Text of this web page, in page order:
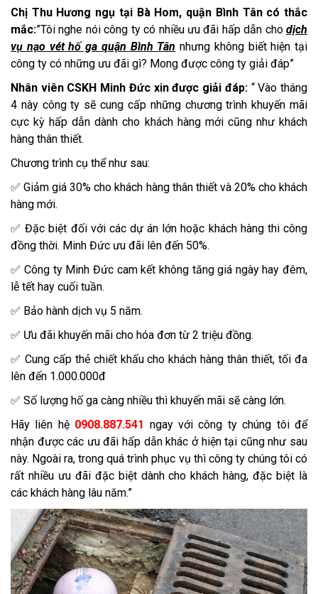
Chị Thu Hương ngụ tại Bà Hom, quận Bình Tân có thắc
mắc:”Tôi nghe nói công ty có nhiều ưu đãi hấp dẫn cho dịch
vụ nạo vét hố ga quận Bình Tân nhưng không biết hiện tại
công ty có những ưu đãi gì? Mong được công ty giải đáp”
Nhân viên CSKH Minh Đức xin được giải đáp:“ Vào tháng
4 này công ty sẽ cung cấp những chương trình khuyến mãi
cực kỳ hấp dẫn dành cho khách hàng mới cũng như khách
hàng thân thiết.
Chương trình cụ thể như sau:
✅ Giảm giá 30% cho khách hàng thân thiết và 20% cho khách
hàng mới.
✅ Đặc biệt đối với các dự án lớn hoặc khách hàng thi công
đồng thời. Minh Đức ưu đãi lên đến 50%.
✅ Công ty Minh Đức cam kết không tăng giá ngày hay đêm,
lễ tết hay cuối tuần.
✅ Bảo hành dịch vụ 5 năm.
✅ Ưu đãi khuyến mãi cho hóa đơn từ 2 triệu đồng.
✅ Cung cấp thẻ chiết khấu cho khách hàng thân thiết, tối đa
lên đến 1.000.000đ
✅ Số lượng hố ga càng nhiều thì khuyến mãi sẽ càng lớn.
Hãy liên hệ 0908.887.541 ngay với công ty chúng tôi để
nhận được các ưu đãi hấp dẫn khác ở hiện tại cũng như sau
này. Ngoài ra, trong quá trình phục vụ thì công ty chúng tôi có
rất nhiều ưu đãi đặc biệt dành cho khách hàng, đặc biệt là
các khách hàng lâu năm.”